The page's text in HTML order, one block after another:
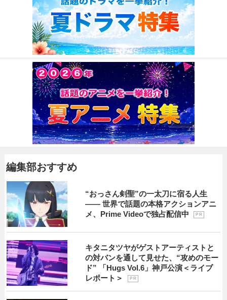
編集部おすすめ
“おっさん剣聖”の一太刀に宿る人生
―― 世界で話題の本格アクションアニ
メ、Prime Videoで独占配信中
P R
キタニタツヤがゲストアーティストと
の対バンを通して見せた、“攻めのモー
ド” 「Hugs Vol.6」神戸公演＜ライブ
レポート＞
P R